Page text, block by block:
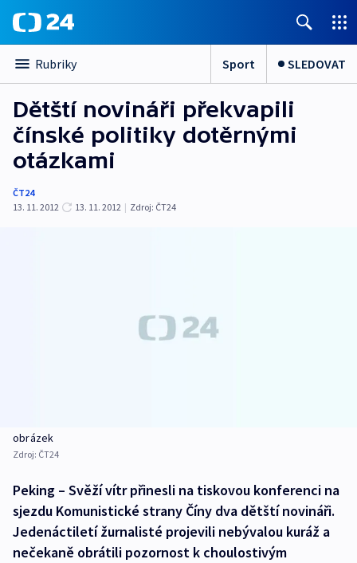
Rubriky Sport SLEDOVAT
Dětští novináři překvapili
čínské politiky dotěrnými
otázkami
ČT24
13. 11. 2012
13. 11. 2012 | Zdroj: ČT24
obrázek
Zdroj: ČT24
Peking – Svěží vítr přinesli na tiskovou konferenci na
sjezdu Komunistické strany Číny dva dětští novináři.
Jedenáctiletí žurnalisté projevili nebývalou kuráž a
nečekaně obrátili pozornost k choulostivým